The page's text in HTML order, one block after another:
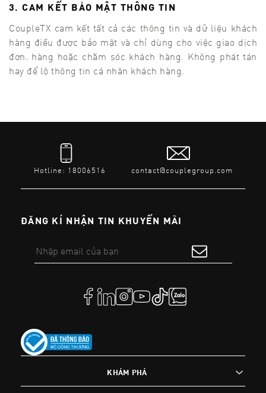
3. CAM KẾT BẢO MẬT THÔNG TIN
CoupleTX cam kết tất cả các thông tin và dữ liệu khách
hàng điều được bảo mật và chỉ dùng cho việc giao dịch
đơn. hàng hoặc chăm sóc khách hàng. Không phát tán
hay để lộ thông tin cá nhân khách hàng.
Hotline: 18006516 contact@couplegroup.com
ĐĂNG KÍ NHẬN TIN KHUYẾN MÃI
KHÁM PHÁ